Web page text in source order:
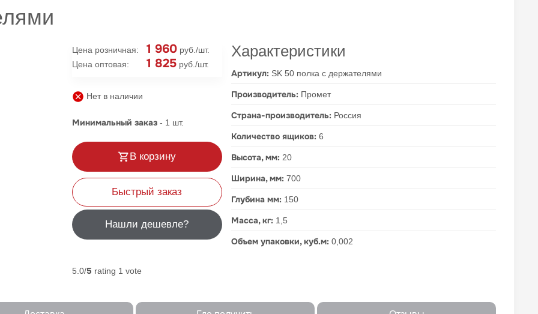
Цена розничная: 1 960руб./шт.
Цена оптовая:
1 825руб./шт.
Нет в наличии
Минимальный заказ- 1 шт.
В корзину
Быстрый заказ
Нашли дешевле?
5.0/5 rating 1 vote
Характеристики
Артикул: SK 50 полка с держателями
Производитель: Промет
Страна-производитель: Россия
Количество ящиков: 6
Высота, мм: 20
Ширина, мм: 700
Глубина мм: 150
Масса, кг: 1,5
Объем упаковки, куб.м: 0,002